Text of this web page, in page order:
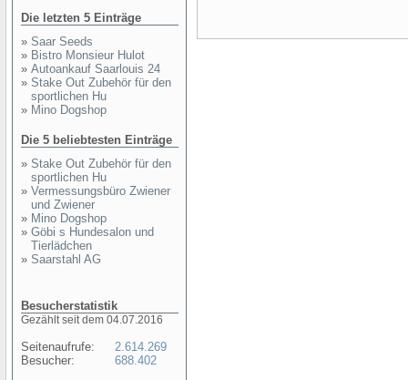
Die letzten 5 Einträge
» Saar Seeds
» Bistro Monsieur Hulot
» Autoankauf Saarlouis 24
» Stake Out Zubehör für den
sportlichen Hu
» Mino Dogshop
Die 5 beliebtesten Einträge
» Stake Out Zubehör für den
sportlichen Hu
» Vermessungsbüro Zwiener
und Zwiener
» Mino Dogshop
» Göbi s Hundesalon und
Tierlädchen
» Saarstahl AG
Besucherstatistik
Gezählt seit dem 04.07.2016
Seitenaufrufe:
Besucher:
2.614.269
688.402